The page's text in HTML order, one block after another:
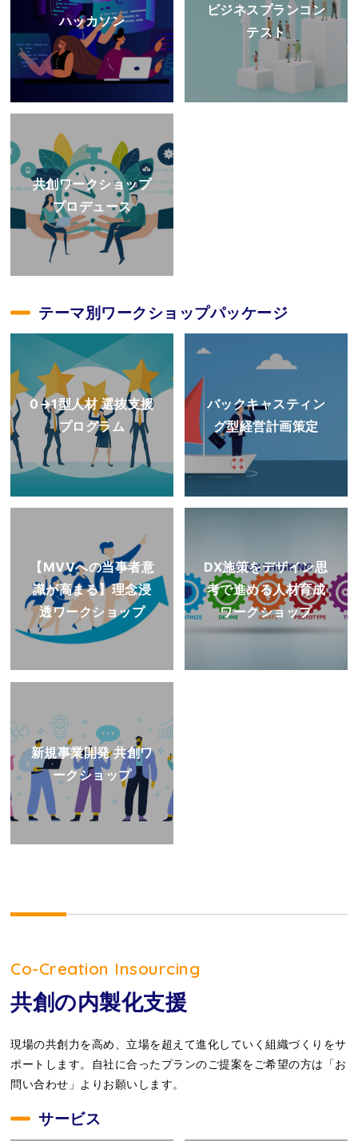
ハッカソン
ビジネスプランコン
テスト
共創ワークショップ
プロデュース
テーマ別ワークショップパッケージ
0→1型人材 選抜支援
プログラム
バックキャスティン
グ型経営計画策定
【MVVへの当事者意
識が高まる】理念浸
透ワークショップ
DX施策をデザイン思
考で進める人材育成
ワークショップ
新規事業開発 共創ワ
ークショップ
Co-Creation Insourcing
共創の内製化支援
現場の共創力を高め、立場を超えて進化していく組織づくりをサ
ポートします。自社に合ったプランのご提案をご希望の方は「お
問い合わせ」よりお願いします。
サービス